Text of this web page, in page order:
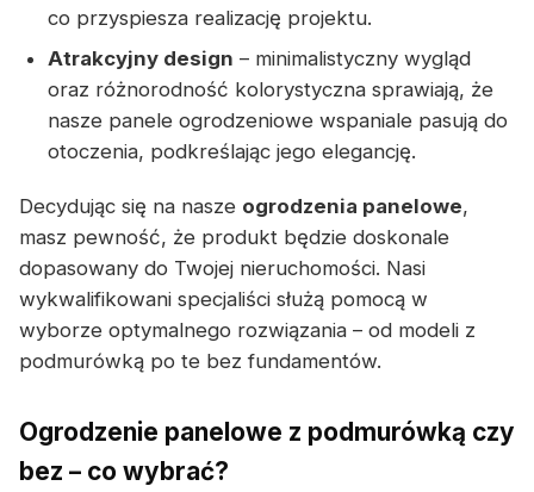
co przyspiesza realizację projektu.
Atrakcyjny design – minimalistyczny wygląd
oraz różnorodność kolorystyczna sprawiają, że
nasze panele ogrodzeniowe wspaniale pasują do
otoczenia, podkreślając jego elegancję.
Decydując się na nasze ogrodzenia panelowe,
masz pewność, że produkt będzie doskonale
dopasowany do Twojej nieruchomości. Nasi
wykwalifikowani specjaliści służą pomocą w
wyborze optymalnego rozwiązania – od modeli z
podmurówką po te bez fundamentów.
Ogrodzenie panelowe z podmurówką czy
bez – co wybrać?